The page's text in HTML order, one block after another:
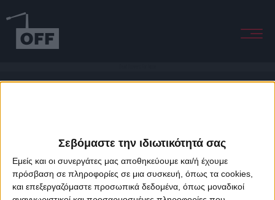
Σεβόμαστε την ιδιωτικότητά σας
Εμείς και οι συνεργάτες μας αποθηκεύουμε και/ή έχουμε
πρόσβαση σε πληροφορίες σε μια συσκευή, όπως τα cookies,
και επεξεργαζόμαστε προσωπικά δεδομένα, όπως μοναδικοί
About Offradio Business Class Terms & Conditions
Privacy Policy